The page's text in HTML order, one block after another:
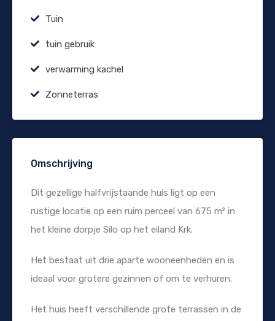
Tuin
tuin gebruik
verwarming kachel
Zonneterras
Omschrijving
Dit gezellige halfvrijstaande huis ligt op een
rustige locatie op een ruim perceel van 675 m² in
het kleine dorpje Silo op het eiland Krk.
Het bestaat uit drie aparte wooneenheden en is
ideaal voor grotere gezinnen of om te verhuren.
Het huis heeft verschillende grote terrassen in de